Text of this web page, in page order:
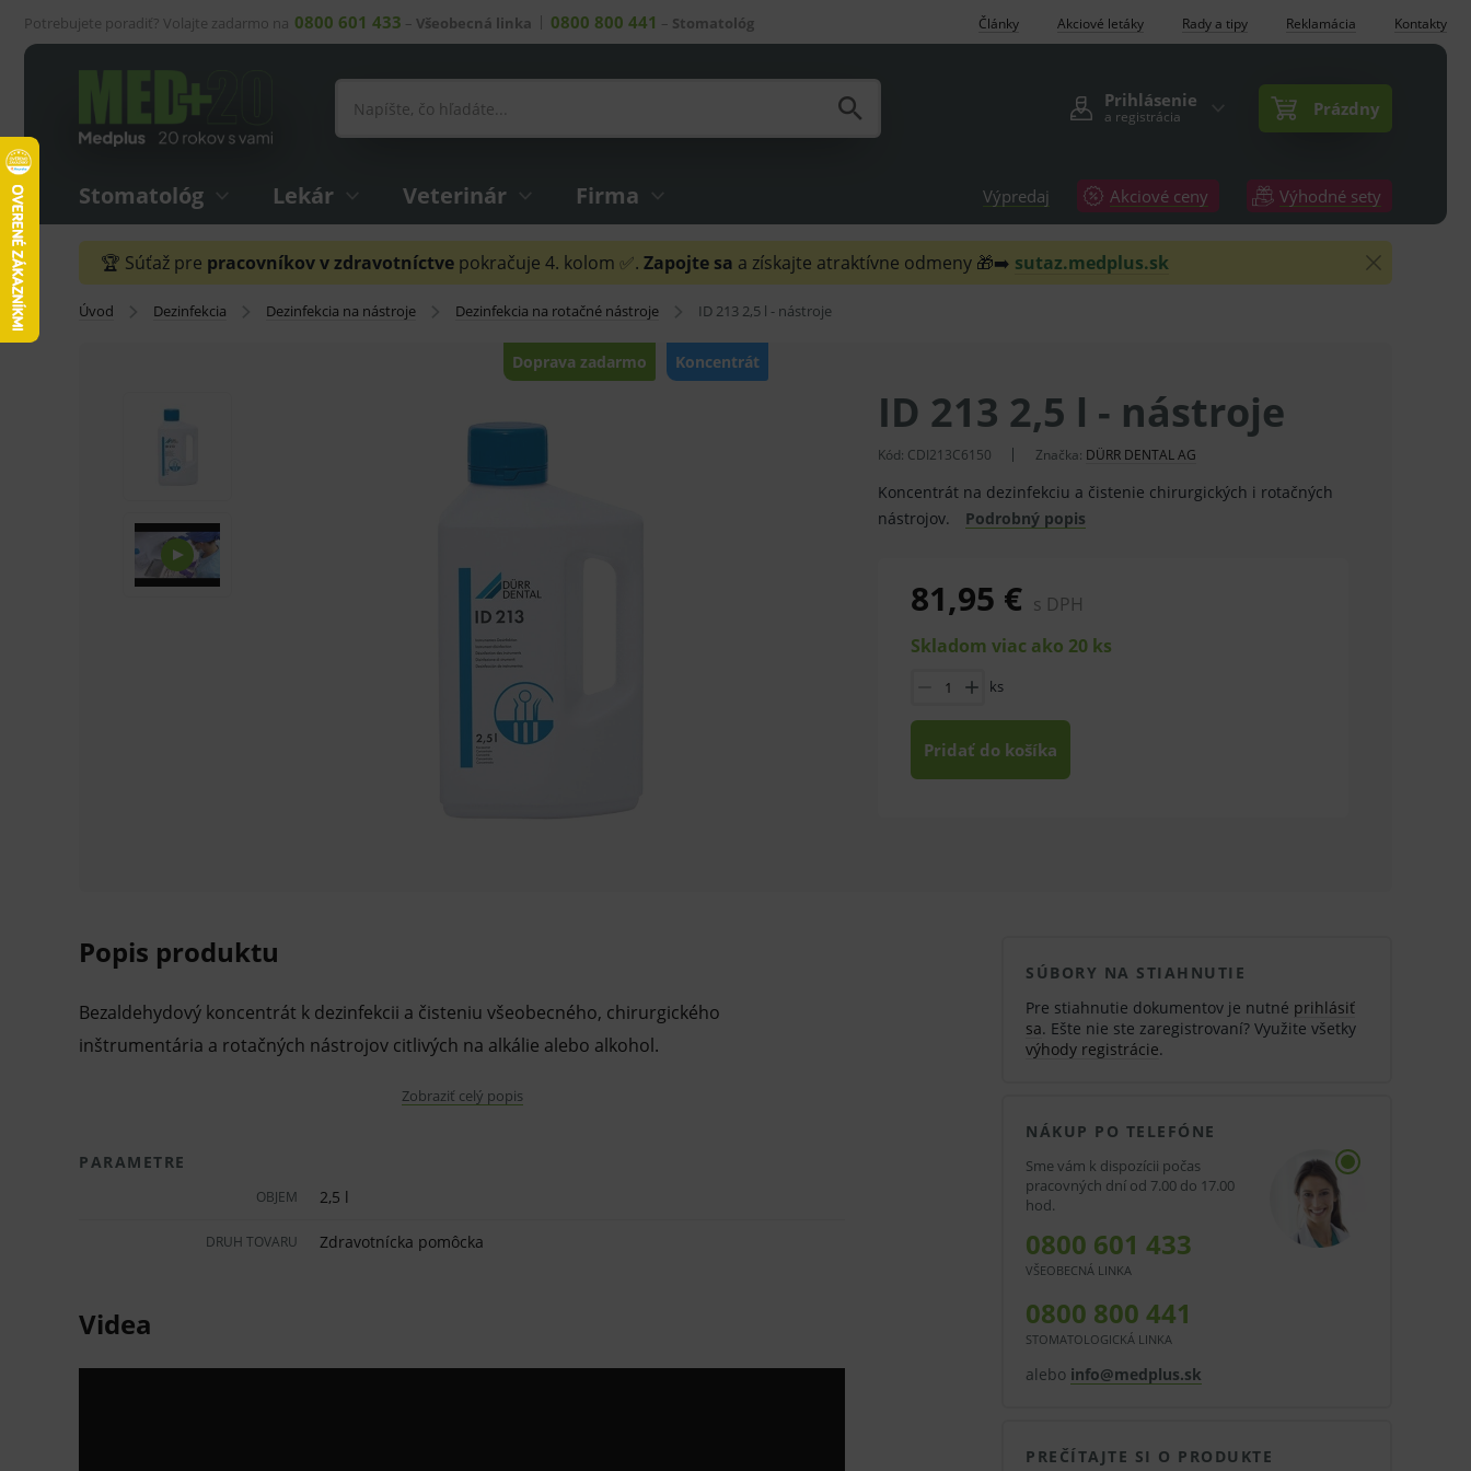
Potrebujete poradiť? Volajte zadarmo na 0800 601 433 – Všeobecná linka 0800 800 441 – Stomatológ Články Akciové letáky Rady a tipy Reklamácia Kontakty
Prihlásenie
a registrácia Prázdny
Stomatológ Lekár Veterinár Firma Výpredaj Akciové ceny Výhodné sety
🏆 Súťaž pre pracovníkov v zdravotníctve pokračuje 4. kolom ✅. Zapojte sa a získajte atraktívne odmeny 🎁➡️ sutaz.medplus.sk
Úvod Dezinfekcia Dezinfekcia na nástroje Dezinfekcia na rotačné nástroje ID 213 2,5 l - nástroje
Doprava zadarmo Koncentrát
ID 213 2,5 l - nástroje
Kód: CDI213C6150 Značka: DÜRR DENTAL AG
Koncentrát na dezinfekciu a čistenie chirurgických i rotačných
nástrojov.
Podrobný popis
81,95 € s DPH
Skladom viac ako 20 ks
ks
Pridať do košíka
Popis produktu
Bezaldehydový koncentrát k dezinfekcii a čisteniu všeobecného, chirurgického
inštrumentária a rotačných nástrojov citlivých na alkálie alebo alkohol.
Zvlášť ekonomický vďaka dlhej trvanlivosti 14 dní
Príjemná mätová vôňa
Zobraziť celý popis
PARAMETRE
OBJEM 2,5 l
DRUH TOVARU Zdravotnícka pomôcka
Videa
SÚBORY NA STIAHNUTIE
Pre stiahnutie dokumentov je nutné prihlásiť
sa. Ešte nie ste zaregistrovaní? Využite všetky
výhody registrácie.
NÁKUP PO TELEFÓNE
Sme vám k dispozícii počas
pracovných dní od 7.00 do 17.00
hod.
0800 601 433
VŠEOBECNÁ LINKA
0800 800 441
STOMATOLOGICKÁ LINKA
alebo info@medplus.sk
PREČÍTAJTE SI O PRODUKTE